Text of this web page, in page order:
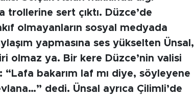
sert çıktı. Düzce’de
olmayanların sosyal medyada
yapmasına ses yükselten Ünsal,
olmaz ya. Bir kere Düzce’nin valisi
bakarım laf mı diye, söyleyene
dedi. Ünsal ayrıca Çilimli’de